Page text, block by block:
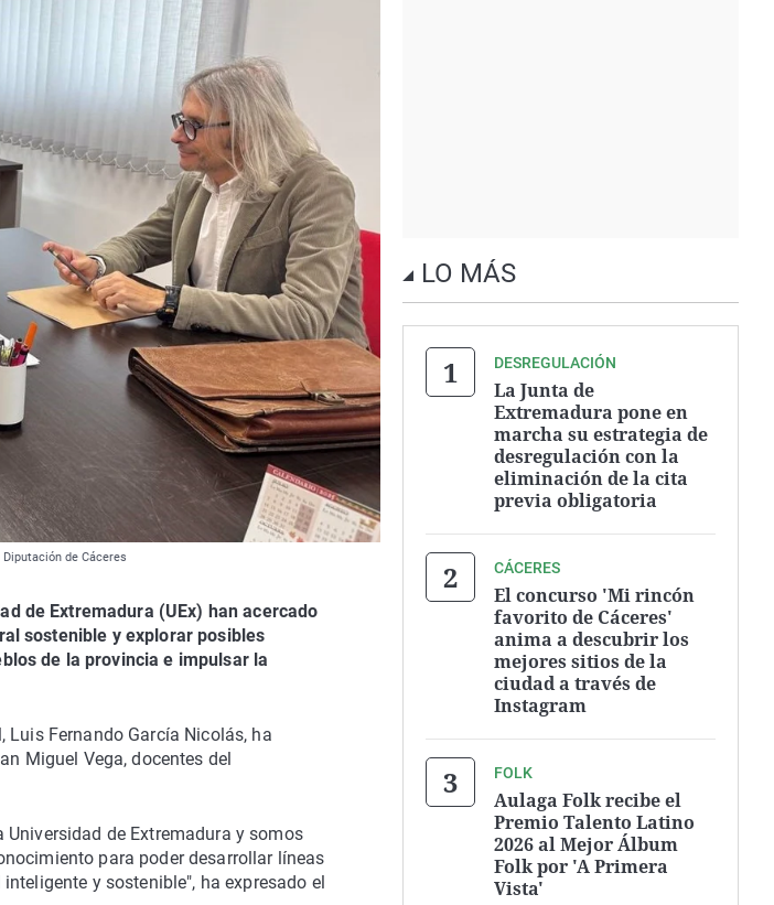
de Cáceres
de Extremadura (UEx) han acercado
sostenible y explorar posibles
de la provincia e impulsar la
Luis Fernando García Nicolás, ha
Miguel Vega, docentes del
de Extremadura y somos
para poder desarrollar líneas
y sostenible", ha expresado el
LO MÁS
DESREGULACIÓN
La Junta de
Extremadura pone en
marcha su estrategia de
desregulación con la
eliminación de la cita
previa obligatoria
CÁCERES
El concurso 'Mi rincón
favorito de Cáceres'
anima a descubrir los
mejores sitios de la
ciudad a través de
Instagram
FOLK
Aulaga Folk recibe el
Premio Talento Latino
2026 al Mejor Álbum
Folk por 'A Primera
Vista'